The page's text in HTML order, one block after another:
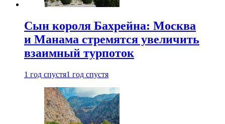
Сын короля Бахрейна: Москва
и Манама стремятся увеличить
взаимный турпоток
1 год спустя1 год спустя